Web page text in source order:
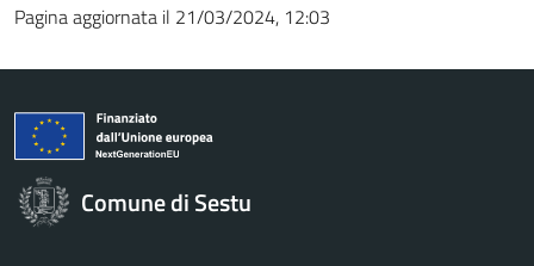
Pagina aggiornata il 21/03/2024, 12:03
Comune di Sestu